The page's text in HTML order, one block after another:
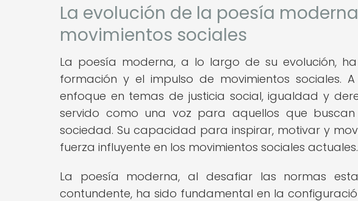
La evolución de la poesía
movimientos sociales
La poesía moderna, a lo largo de su evolución,
formación y el impulso de movimientos sociales.
enfoque en temas de justicia social, igualdad y
servido como una voz para aquellos que
sociedad. Su capacidad para inspirar, motivar y
fuerza influyente en los movimientos sociales actuales.
La poesía moderna, al desafiar las normas
contundente, ha sido fundamental en la